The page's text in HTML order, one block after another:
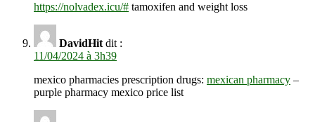
https://nolvadex.icu/# tamoxifen and weight loss
DavidHit dit :
11/04/2024 à 3h39
mexico pharmacies prescription drugs: mexican pharmacy –
purple pharmacy mexico price list